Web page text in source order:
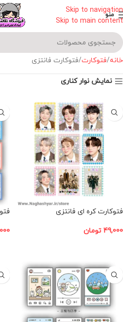
Skip to navigation
Skip to main content
منو
خانه فتوکارت فتوکارت فانتزی
نمایش نوار کناری
فتوکارت کره ای فانتزی
49,000 تومان